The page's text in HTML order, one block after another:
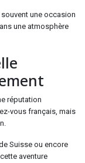
une occasion
une atmosphère
réputation
vous français, mais
Suisse ou encore
aventure